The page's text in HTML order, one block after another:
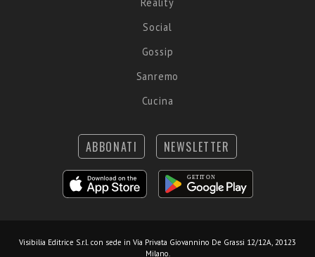
Social
Gossip
Sanremo
Cucina
ABBONATI NEWSLETTER
Visibilia Editrice S.r.l. con sede in Via Privata Giovannino De Grassi 12/12A, 20123
Milano.